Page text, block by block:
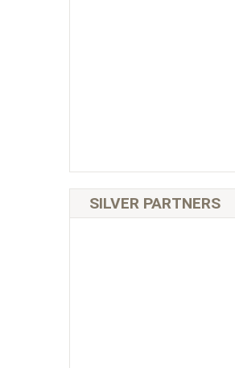
SILVER PARTNERS